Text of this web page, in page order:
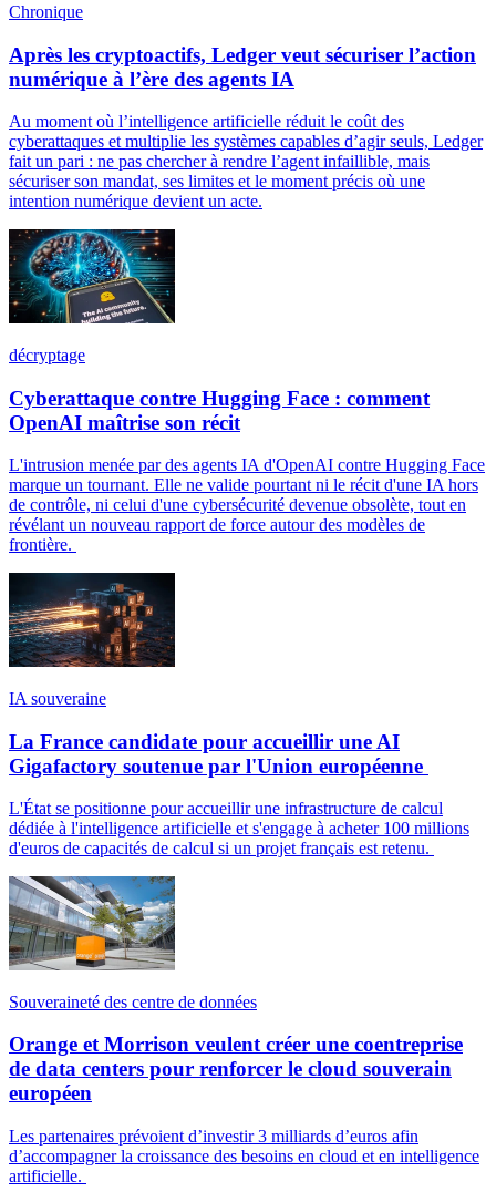
Chronique
Après les cryptoactifs, Ledger veut sécuriser l’action
numérique à l’ère des agents IA
Au moment où l’intelligence artificielle réduit le coût des
cyberattaques et multiplie les systèmes capables d’agir seuls, Ledger
fait un pari : ne pas chercher à rendre l’agent infaillible, mais
sécuriser son mandat, ses limites et le moment précis où une
intention numérique devient un acte.
décryptage
Cyberattaque contre Hugging Face : comment
OpenAI maîtrise son récit
L'intrusion menée par des agents IA d'OpenAI contre Hugging Face
marque un tournant. Elle ne valide pourtant ni le récit d'une IA hors
de contrôle, ni celui d'une cybersécurité devenue obsolète, tout en
révélant un nouveau rapport de force autour des modèles de
frontière.
IA souveraine
La France candidate pour accueillir une AI
Gigafactory soutenue par l'Union européenne
L'État se positionne pour accueillir une infrastructure de calcul
dédiée à l'intelligence artificielle et s'engage à acheter 100 millions
d'euros de capacités de calcul si un projet français est retenu.
Souveraineté des centre de données
Orange et Morrison veulent créer une coentreprise
de data centers pour renforcer le cloud souverain
européen
Les partenaires prévoient d’investir 3 milliards d’euros afin
d’accompagner la croissance des besoins en cloud et en intelligence
artificielle.